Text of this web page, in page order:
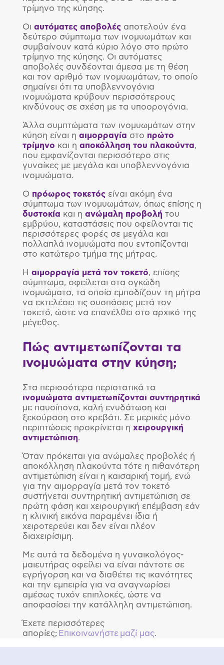
τρίμηνο της κύησης.
Οι αυτόματες αποβολές αποτελούν ένα
δεύτερο σύμπτωμα των ινομυωμάτων και
συμβαίνουν κατά κύριο λόγο στο πρώτο
τρίμηνο της κύησης. Οι αυτόματες
αποβολές συνδέονται άμεσα με τη θέση
και τον αριθμό των ινομυωμάτων, το οποίο
σημαίνει ότι τα υποβλεννογόνια
ινομυώματα κρύβουν περισσότερους
κινδύνους σε σχέση με τα υποορογόνια.
Άλλα συμπτώματα των ινομυωμάτων στην
κύηση είναι η αιμορραγία στο πρώτο
τρίμηνο και η αποκόλληση του πλακούντα,
που εμφανίζονται περισσότερο στις
γυναίκες με μεγάλα και υποβλεννογόνια
ινομυώματα.
Ο πρόωρος τοκετός είναι ακόμη ένα
σύμπτωμα των ινομυωμάτων, όπως επίσης η
δυστοκία και η ανώμαλη προβολή του
εμβρύου, καταστάσεις που οφείλονται τις
περισσότερες φορές σε μεγάλα και
πολλαπλά ινομυώματα που εντοπίζονται
στο κατώτερο τμήμα της μήτρας.
Η αιμορραγία μετά τον τοκετό, επίσης
σύμπτωμα, οφείλεται στα ογκώδη
ινομυώματα, τα οποία εμποδίζουν τη μήτρα
να εκτελέσει τις συσπάσεις μετά τον
τοκετό, ώστε να επανέλθει στο αρχικό της
μέγεθος.
Πώς αντιμετωπίζονται τα
ινομυώματα στην κύηση;
Στα περισσότερα περιστατικά τα
ινομυώματα αντιμετωπίζονται συντηρητικά
με παυσίπονα, καλή ενυδάτωση και
ξεκούραση στο κρεβάτι. Σε μερικές μόνο
περιπτώσεις προκρίνεται η χειρουργική
αντιμετώπιση.
Όταν πρόκειται για ανώμαλες προβολές ή
αποκόλληση πλακούντα τότε η πιθανότερη
αντιμετώπιση είναι η καισαρική τομή, ενώ
για την αιμορραγία μετά τον τοκετό
συστήνεται συντηρητική αντιμετώπιση σε
πρώτη φάση και χειρουργική επέμβαση εάν
η κλινική εικόνα παραμένει ίδια ή
χειροτερεύει και δεν είναι πλέον
διαχειρίσιμη.
Με αυτά τα δεδομένα η γυναικολόγος-
μαιευτήρας οφείλει να είναι πάντοτε σε
εγρήγορση και να διαθέτει τις ικανότητες
και την εμπειρία για να αναγνωρίσει
αμέσως τυχόν επιπλοκές, ώστε να
αποφασίσει την κατάλληλη αντιμετώπιση.
Έχετε περισσότερες
απορίες; Επικοινωνήστε μαζί μας.